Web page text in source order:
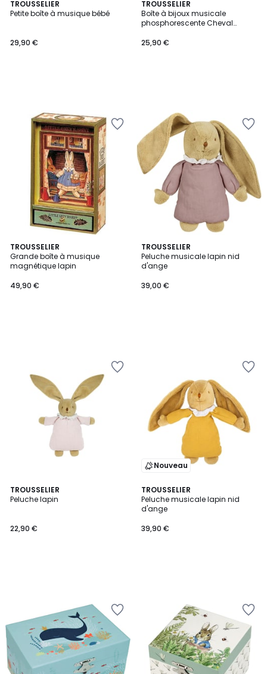
TROUSSELIER
Petite boîte à musique bébé
29,90 €
TROUSSELIER
Boîte à bijoux musicale
phosphorescente Cheval
25,90 €
TROUSSELIER
Grande boîte à musique
magnétique lapin
49,90 €
TROUSSELIER
Peluche musicale lapin nid
d'ange
39,00 €
TROUSSELIER
Peluche lapin
22,90 €
Nouveau
TROUSSELIER
Peluche musicale lapin nid
d'ange
39,90 €